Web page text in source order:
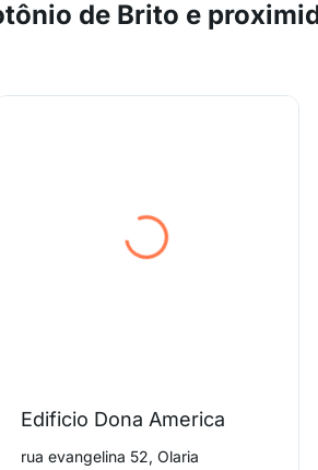
de Brito e
Edificio Dona America
rua evangelina 52, Olaria